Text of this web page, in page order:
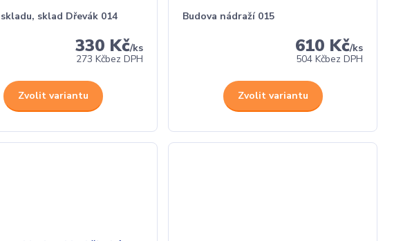
sklad Dřevák 014
330 Kč/ks
273 Kčbez DPH
Zvolit variantu
Budova nádraží 015
610 Kč/ks
504 Kčbez DPH
Zvolit variantu